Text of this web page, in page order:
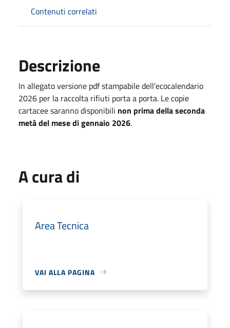
Contenuti correlati
Descrizione
In allegato versione pdf stampabile dell'ecocalendario
2026 per la raccolta rifiuti porta a porta. Le copie
cartacee saranno disponibili non prima della seconda
metà del mese di gennaio 2026.
A cura di
Area Tecnica
VAI ALLA PAGINA